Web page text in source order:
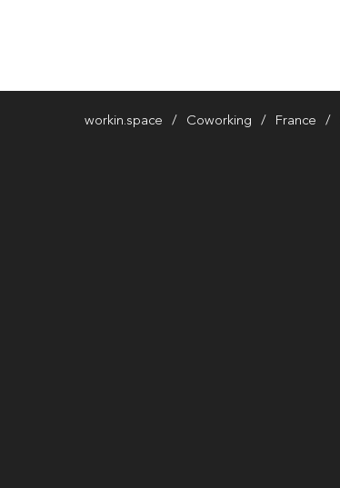
workin.space Coworking France